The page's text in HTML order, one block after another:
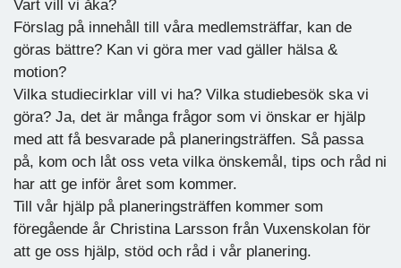
Vart vill vi åka?
Förslag på innehåll till våra medlemsträffar, kan de
göras bättre? Kan vi göra mer vad gäller hälsa &
motion?
Vilka studiecirklar vill vi ha? Vilka studiebesök ska vi
göra? Ja, det är många frågor som vi önskar er hjälp
med att få besvarade på planeringsträffen. Så passa
på, kom och låt oss veta vilka önskemål, tips och råd ni
har att ge inför året som kommer.
Till vår hjälp på planeringsträffen kommer som
föregående år Christina Larsson från Vuxenskolan för
att ge oss hjälp, stöd och råd i vår planering.